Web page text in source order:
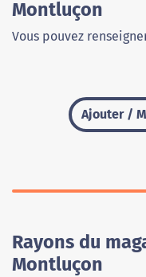
Montluçon
Vous pouvez
Ajouter /
Rayons du
Montluçon